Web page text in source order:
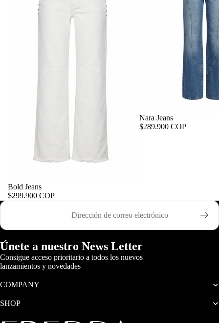
Bold Jeans
$299.900 COP
Nara Jeans
$289.900 COP
Correo electrónico
Únete a nuestro News Letter
Consigue acceso prioritario a todos los nuevos
lanzamientos y novedades
COMPANY
SHOP